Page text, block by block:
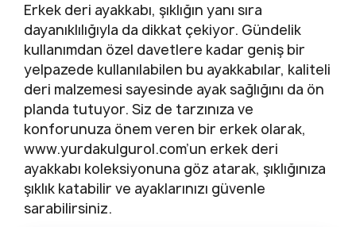
Erkek deri ayakkabı, şıklığın yanı sıra
dayanıklılığıyla da dikkat çekiyor. Gündelik
kullanımdan özel davetlere kadar geniş bir
yelpazede kullanılabilen bu ayakkabılar, kaliteli
deri malzemesi sayesinde ayak sağlığını da ön
planda tutuyor. Siz de tarzınıza ve
konforunuza önem veren bir erkek olarak,
www.yurdakulgurol.com’un erkek deri
ayakkabı koleksiyonuna göz atarak, şıklığınıza
şıklık katabilir ve ayaklarınızı güvenle
sarabilirsiniz.